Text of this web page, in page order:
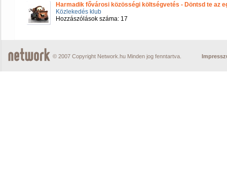
Harmadik fővárosi közösségi költségvetés - Döntsd te az
Közlekedés klub
Hozzászólások száma: 17
© 2007 Copyright Network.hu Minden jog fenntartva.